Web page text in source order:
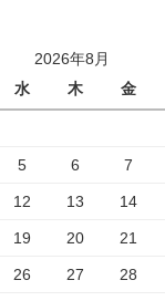
2026年8月
水
木 金
5 6 7
12 13 14
19 20 21
26 27 28